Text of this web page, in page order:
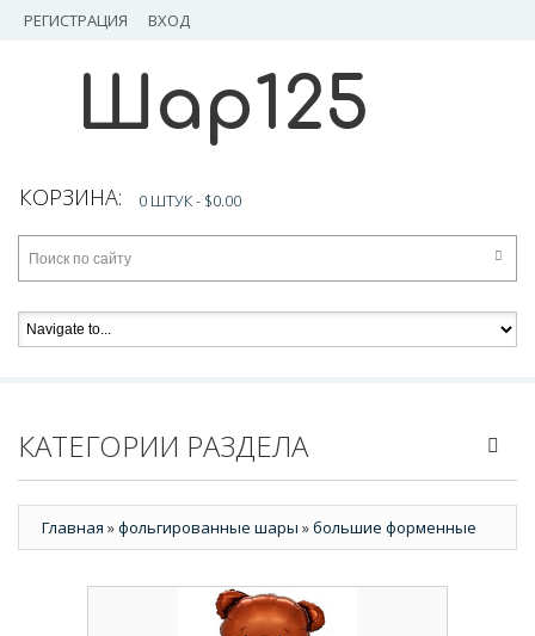
РЕГИСТРАЦИЯ ВХОД
Шар125
КОРЗИНА: 0 ШТУК - $0.00
КАТЕГОРИИ РАЗДЕЛА
Главная »фольгированные шары »большие форменные